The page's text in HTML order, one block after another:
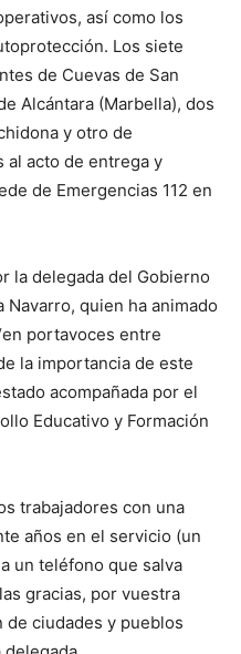
así como los
Los siete
de Cuevas de San
Alcántara (Marbella), dos
y otro de
al acto de entrega y
de Emergencias 112 en
la delegada del Gobierno
Navarro, quien ha animado
portavoces entre
la importancia de este
acompañada por el
Educativo y Formación
trabajadores con una
años en el servicio (un
un teléfono que salva
gracias, por vuestra
ciudades y pueblos